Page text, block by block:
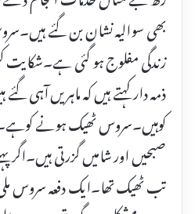
بھی سوالیہ نشان بن گئے
زندگی مفلوج ہو گئی
ذمہ دار کہتے ہیں کہ ماہریں آہی
کوہیں۔سروس ٹھیک ہونے
صبحیں اور شامیں گزرتی ہیں۔اگر
تب ٹھیک تھا۔ایک دفعہ سروس ملی